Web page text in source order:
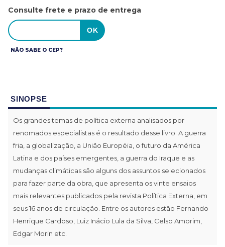
Consulte frete e prazo de entrega
NÃO SABE O CEP?
SINOPSE
Os grandes temas de política externa analisados por
renomados especialistas é o resultado desse livro. A guerra
fria, a globalização, a União Européia, o futuro da América
Latina e dos países emergentes, a guerra do Iraque e as
mudanças climáticas são alguns dos assuntos selecionados
para fazer parte da obra, que apresenta os vinte ensaios
mais relevantes publicados pela revista Política Externa, em
seus 16 anos de circulação. Entre os autores estão Fernando
Henrique Cardoso, Luiz Inácio Lula da Silva, Celso Amorim,
Edgar Morin etc.